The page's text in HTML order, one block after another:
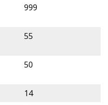
999
55
50
14